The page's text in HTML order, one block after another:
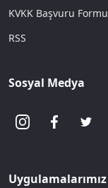
KVKK Başvuru Formu
RSS
Sosyal Medya
Uygulamalarımız